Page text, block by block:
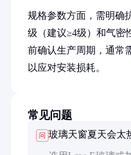
规格参数方面，需明确
级（建议≥4级）和气密
前确认生产周期，通常
以应对安装损耗。
常见问题
问 玻璃天窗夏天会太